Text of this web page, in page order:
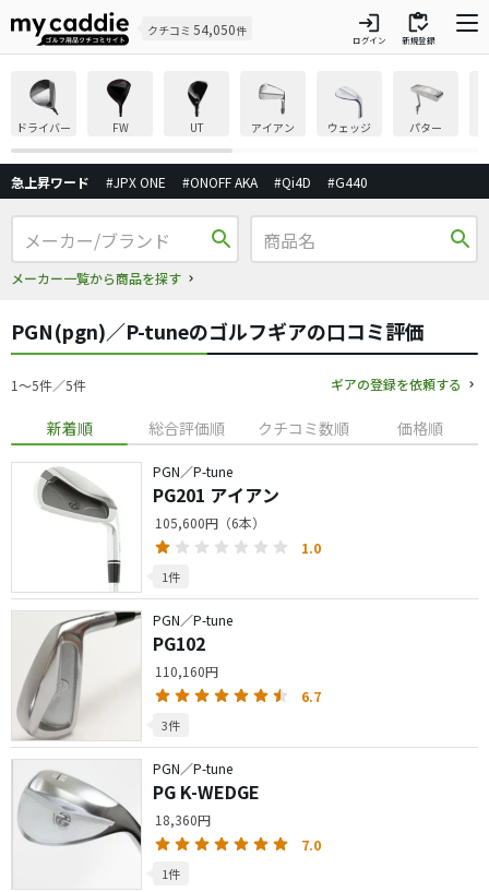
クチコミ 54,050件 login
ログイン
inventory
新規登録
ドライバー FW UT アイアン ウェッジ パター
急上昇ワード #JPX ONE #ONOFF AKA #Qi4D #G440
search
メーカー一覧から商品を探す
search
PGN(pgn)／P-tuneのゴルフギアの口コミ評価
1〜5件／5件 ギアの登録を依頼する
新着順 総合評価順 クチコミ数順 価格順
PGN／P-tune
PG201 アイアン
105,600円（6本）
1.0
1件
PGN／P-tune
PG102
110,160円
6.7
3件
PGN／P-tune
PG K-WEDGE
18,360円
7.0
1件